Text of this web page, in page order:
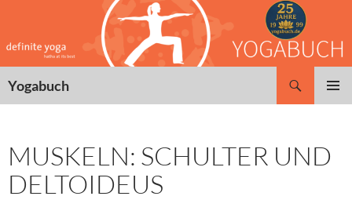
springen
Yogabuch
MUSKELN: SCHULTER UND
DELTOIDEUS